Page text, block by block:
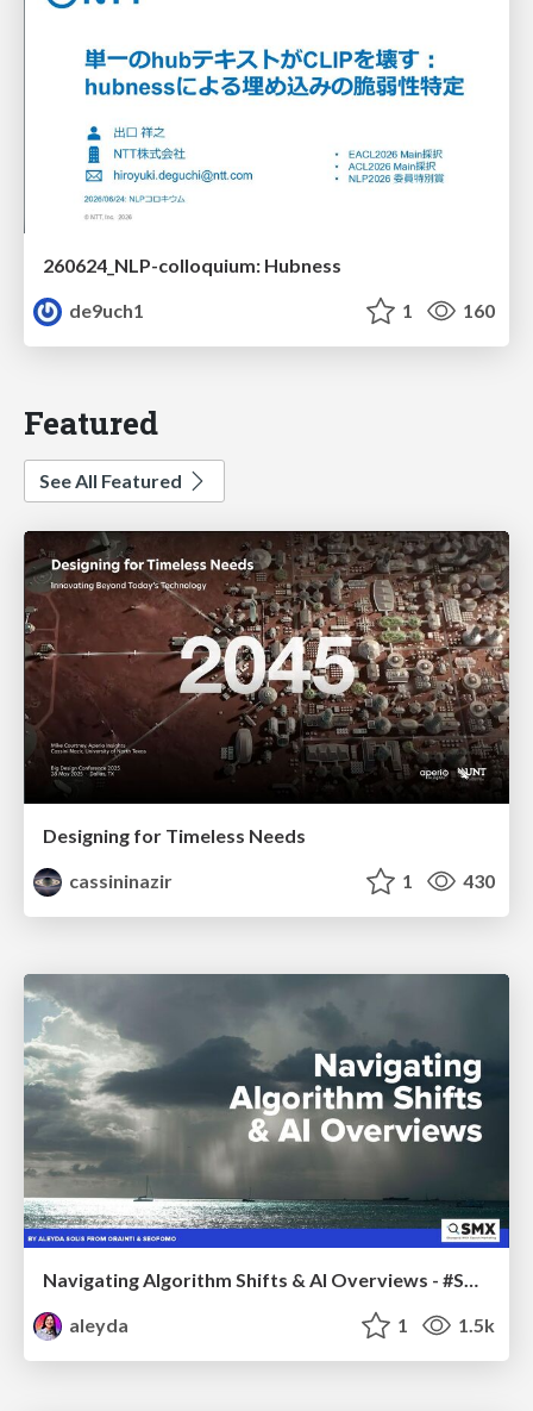
260624_NLP-colloquium: Hubness
de9uch1
1 160
Featured
See All Featured
Designing for Timeless Needs
cassininazir
1 430
Navigating Algorithm Shifts & AI Overviews - #SMXNext
aleyda
1 1.5k